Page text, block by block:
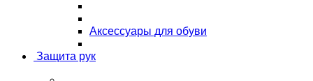
Аксессуары для обуви
Защита рук